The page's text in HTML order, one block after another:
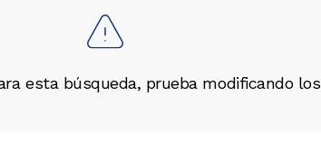
esta búsqueda, prueba modificando